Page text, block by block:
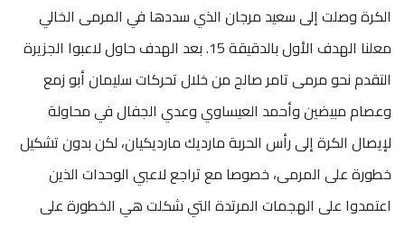
الكرة وصلت إلى سعيد مرجان الذي سددها في المرمى الخالي
معلنا الهدف الأول بالدقيقة 15. بعد الهدف حاول لاعبوا الجزيرة
التقدم نحو مرمى تامر صالح من خلال تحركات سليمان أبو زمع
وعصام مبيضين وأحمد العيساوي وعدي الجفال في محاولة
لإيصال الكرة إلى رأس الحربة مارديك مارديكيان، لكن بدون تشكيل
خطورة على المرمى، خصوصا مع تراجع لاعبي الوحدات الذين
اعتمدوا على الهجمات المرتدة التي شكلت هي الخطورة على